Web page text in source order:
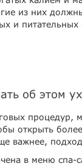
из них
и питательных
об этом
процедур,
открыть
важнее,
в меню спа-